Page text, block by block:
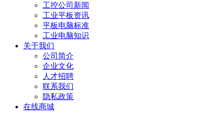
工控公司新闻
工业平板资讯
平板电脑标准
工业电脑知识
关于我们
公司简介
企业文化
人才招聘
联系我们
隐私政策
在线商城